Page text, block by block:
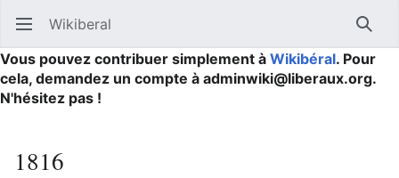
Ouvrir le menu principal Wikiberal
Vous pouvez contribuer simplement à Wikibéral. Pour
cela, demandez un compte à adminwiki@liberaux.org.
N'hésitez pas !
1816